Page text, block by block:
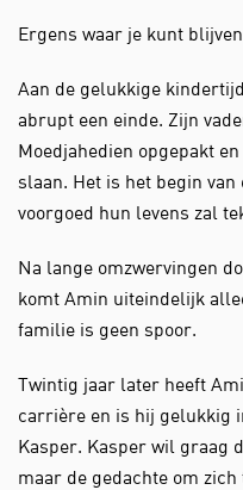
Ergens waar je kunt
Aan de gelukkige
abrupt een einde. Zijn
Moedjahedien opgepakt
slaan. Het is het begin
voorgoed hun levens zal
Na lange omzwervingen
komt Amin uiteindelijk
familie is geen spoor.
Twintig jaar later heeft
carrière en is hij gelukkig
Kasper. Kasper wil graag
maar de gedachte om